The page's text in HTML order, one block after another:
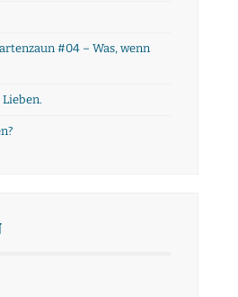
#04 – Was, wenn